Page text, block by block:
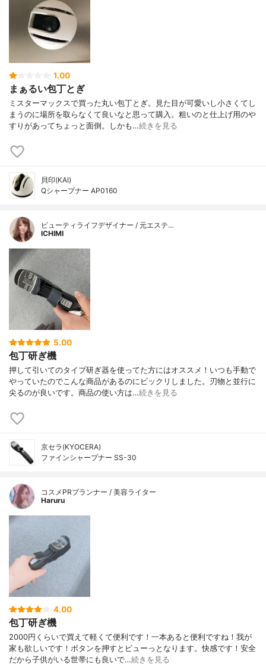
1.00
まぁるい包丁とぎ
ミスターマックスで買った丸い包丁とぎ。見た目が可愛いし小さくてし
まうのに場所を取らなくて良いなと思って購入。粗いのと仕上げ用のや
すりがあってちょっと面倒。しかも…続きを見る
貝印(KAI)
Qシャープナー AP0160
ビューティライフデザイナー / 元エステ…
ICHIMI
5.00
包丁研ぎ機
押して引いてのタイプ研ぎ器を使ってた方にはオススメ！いつも手動で
やっていたのでこんな商品があるのにビックリしました。刃物と並行に
尖るのが良いです。商品の使い方は…続きを見る
京セラ(KYOCERA)
ファインシャープナー SS-30
コスメPRプランナー / 美容ライター
Haruru
4.00
包丁研ぎ機
2000円くらいで買えて軽くて便利です！一本あると便利ですね！我が
家も欲しいです！ボタンを押すとビューっとなります。快感です！安全
だから子供がいる世帯にも良いで…続きを見る